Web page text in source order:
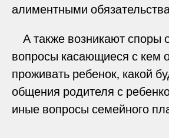
алиментными
А также возникают споры
вопросы касающиеся с кем
проживать ребенок, какой
общения родителя с
иные вопросы семейного